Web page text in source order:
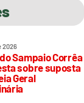
2026
Sampaio Corrêa
sobre suposta
Geral